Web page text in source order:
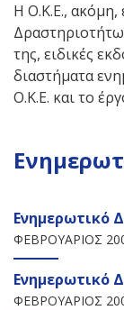
Η Ο.Κ.Ε., ακόμη,
της, ειδικές
διαστήματα
Ο.Κ.Ε. και το
Ενημερωτικό
ΦΕΒΡΟΥΑΡΙΟΣ
Ενημερωτικό
ΦΕΒΡΟΥΑΡΙΟΣ